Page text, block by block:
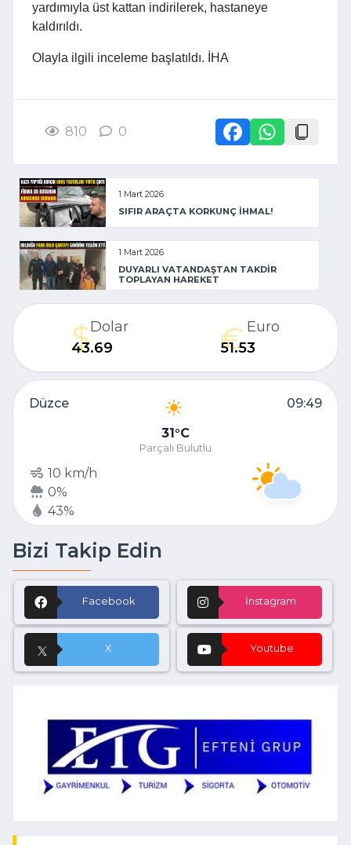
yardımıyla üst kattan indirilerek, hastaneye
kaldırıldı.
Olayla ilgili inceleme başlatıldı. İHA
810 0
1 Mart 2026
SIFIR ARAÇTA KORKUNÇ İHMAL!
1 Mart 2026
DUYARLI VATANDAŞTAN TAKDİR
TOPLAYAN HAREKET
Dolar
43.69
Euro
51.53
Düzce
09:49
31
C
Parçalı Bulutlu
10 km/h
0%
43%
Bizi Takip Edin
Facebook İnstagram
X Youtube